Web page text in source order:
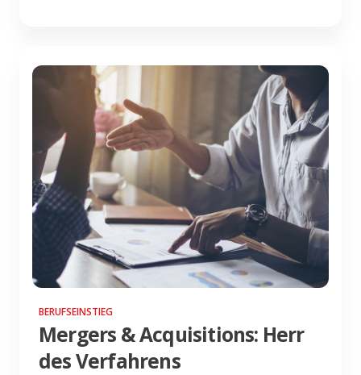
BERUFSEINSTIEG
Mergers & Acquisitions: Herr
des Verfahrens